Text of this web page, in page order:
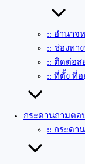
:: อำนาจ
:: ช่องทา
:: ติดต่อส
:: ที่ตั้ง ที่อ
กระดานถามตอ
:: กระดา